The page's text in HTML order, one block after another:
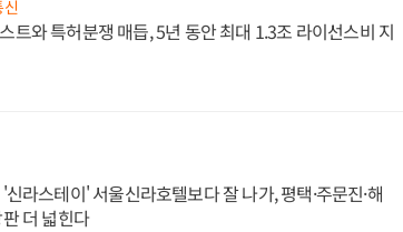
신
트와 특허분쟁 매듭, 5년 동안 최대 1.3조 라이선스비 지
라스테이' 서울신라호텔보다 잘 나가, 평택·주문진·해
더 넓힌다